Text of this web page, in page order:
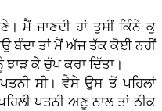
ਮੈਂ ਜਾਣਦੀ ਹਾਂ ਤੁਸੀਂ ਕਿੰਨੇ ਕੁ
ਬੰਦਾ ਤਾਂ ਮੈਂ ਅੱਜ ਤੱਕ ਕੋਈ ਨਹੀਂ
ਕੇ ਚੁੱਪ ਕਰਾ ਦਿੱਤਾ।
ਸੀ। ਵੈਸੇ ਉਸ ਤੋਂ ਪਹਿਲਾਂ
ਪਤਨੀ ਅਣੂ ਨਾਲ ਤਾਂ ਠੀਕ